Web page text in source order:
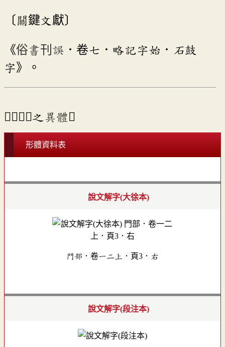
〔關鍵文獻〕
《俗書刊誤 ．卷七．略記字始．石鼓
字》。
⇒「𢇇」之 異體。
形體資料表
說文解字(大徐本)
門部．卷一二上．頁3．右
說文解字(段注本)